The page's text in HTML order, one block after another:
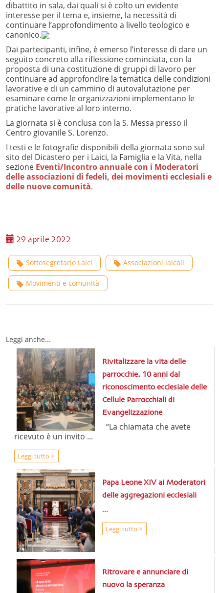
dibattito in sala, dai quali si è colto un evidente
interesse per il tema e, insieme, la necessità di
continuare l’approfondimento a livello teologico e
canonico.
Dai partecipanti, infine, è emerso l’interesse di dare un
seguito concreto alla riflessione cominciata, con la
proposta di una costituzione di gruppi di lavoro per
continuare ad approfondire la tematica delle condizioni
lavorative e di un cammino di autovalutazione per
esaminare come le organizzazioni implementano le
pratiche lavorative al loro interno.
La giornata si è conclusa con la S. Messa presso il
Centro giovanile S. Lorenzo.
I testi e le fotografie disponibili della giornata sono sul
sito del Dicastero per i Laici, la Famiglia e la Vita, nella
sezione Eventi/Incontro annuale con i Moderatori
delle associazioni di fedeli, dei movimenti ecclesiali e
delle nuove comunità.
29 aprile 2022
Sottosegretario Laici Associazioni laicali
Movimenti e comunità
Leggi anche...
Rivitalizzare la vita delle
parrocchie. 10 anni dal
riconoscimento ecclesiale delle
Cellule Parrocchiali di
Evangelizzazione
“La chiamata che avete
ricevuto è un invito ...
Leggi tutto >
Papa Leone XIV ai Moderatori
delle aggregazioni ecclesiali
...
Leggi tutto >
Ritrovare e annunciare di
nuovo la speranza